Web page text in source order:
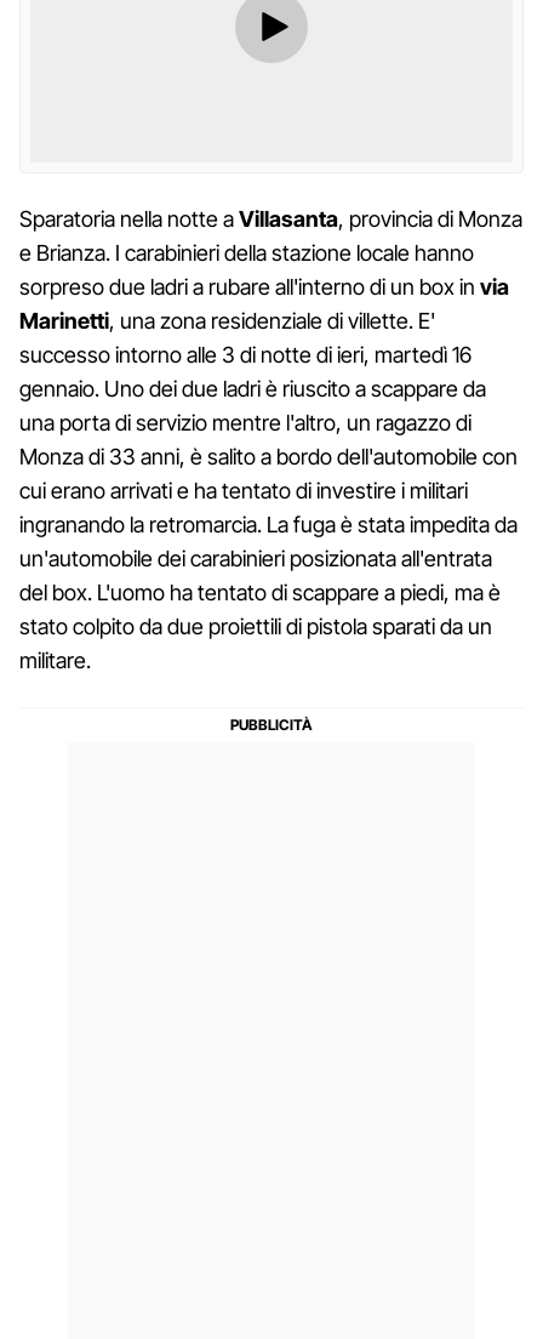
Sparatoria nella notte aVillasanta, provincia di Monza
e Brianza. I carabinieri della stazione locale hanno
sorpreso due ladri a rubare all'interno di un box in via
Marinetti, una zona residenziale di villette. E'
successo intorno alle 3 di notte di ieri, martedì 16
gennaio. Uno dei due ladri è riuscito a scappare da
una porta di servizio mentre l'altro, un ragazzo di
Monza di 33 anni, è salito a bordo dell'automobile con
cui erano arrivati e ha tentato di investire i militari
ingranando la retromarcia. La fuga è stata impedita da
un'automobile dei carabinieri posizionata all'entrata
del box. L'uomo ha tentato di scappare a piedi, ma è
stato colpito da due proiettili di pistola sparati da un
militare.